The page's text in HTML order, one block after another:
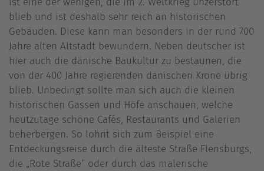
blieb und ist deshalb sehr reich an historischen
Gebäuden. Diese kann man besonders in der rund 700
Jahre alten Altstadt bewundern. Neben deutscher ist
hier auch die dänische Baukultur zu bestaunen, die
von der 400 Jahre regierenden dänischen Krone übrig
blieb. Unbedingt sollte man sich auch die kleinen
historischen Gassen und Höfe anschauen, welche
heutzutage schöne Cafés, Restaurants und Galerien
beherbergen. So lohnt sich zum Beispiel eine
Entdeckungsreise durch die älteste Straße Flensburgs,
die „Rote Straße“ oder durch das malerische